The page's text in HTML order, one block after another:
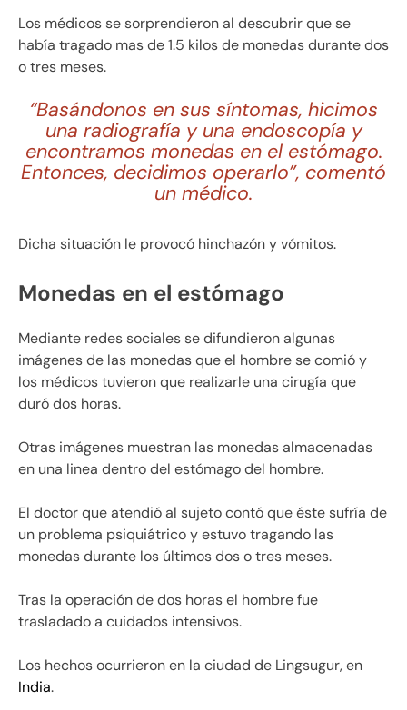
Los médicos se sorprendieron al descubrir que se
había tragado mas de 1.5 kilos de monedas durante dos
o tres meses.
“Basándonos en sus síntomas, hicimos
una radiografía y una endoscopía y
encontramos monedas en el estómago.
Entonces, decidimos operarlo”, comentó
un médico.
Dicha situación le provocó hinchazón y vómitos.
Monedas en el estómago
Mediante redes sociales se difundieron algunas
imágenes de las monedas que el hombre se comió y
los médicos tuvieron que realizarle una cirugía que
duró dos horas.
Otras imágenes muestran las monedas almacenadas
en una linea dentro del estómago del hombre.
El doctor que atendió al sujeto contó que éste sufría de
un problema psiquiátrico y estuvo tragando las
monedas durante los últimos dos o tres meses.
Tras la operación de dos horas el hombre fue
trasladado a cuidados intensivos.
Los hechos ocurrieron en la ciudad de Lingsugur, en
India.